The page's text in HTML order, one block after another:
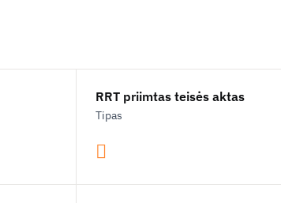
RRT priimtas teisės aktas
Tipas